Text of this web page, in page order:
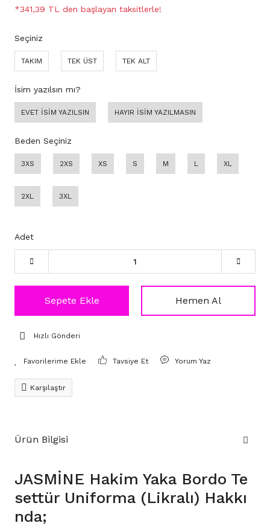
*341,39 TL den başlayan taksitlerle!
Seçiniz
TAKIM TEK ÜST TEK ALT
İsim yazılsın mı?
EVET İSİM YAZILSIN HAYIR İSİM YAZILMASIN
Beden Seçiniz
3XS 2XS XS S M L XL
2XL 3XL
Adet
Sepete Ekle Hemen Al
Hızlı Gönderi
Tavsiye Et Yorum Yaz
Karşılaştır
Ürün Bilgisi
JASMİNE Hakim Yaka Bordo Te
settür Uniforma (Likralı) Hakkı
nda;